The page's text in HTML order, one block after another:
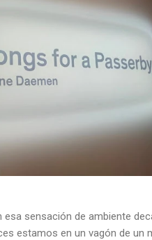
sensación de ambiente
estamos en un vagón de un